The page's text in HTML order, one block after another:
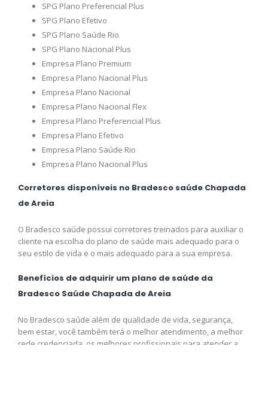
SPG Plano Preferencial Plus
SPG Plano Efetivo
SPG Plano Saúde Rio
SPG Plano Nacional Plus
Empresa Plano Premium
Empresa Plano Nacional Plus
Empresa Plano Nacional
Empresa Plano Nacional Flex
Empresa Plano Preferencial Plus
Empresa Plano Efetivo
Empresa Plano Saúde Rio
Empresa Plano Nacional Plus
Corretores disponíveis no Bradesco saúde Chapada
de Areia
O Bradesco saúde possui corretores treinados para auxiliar o
cliente na escolha do plano de saúde mais adequado para o
seu estilo de vida e o mais adequado para a sua empresa.
Benefícios de adquirir um plano de saúde da
Bradesco Saúde Chapada de Areia
No Bradesco saúde além de qualidade de vida, segurança,
bem estar, você também terá o melhor atendimento, a melhor
rede credenciada, os melhores profissionais para atender a